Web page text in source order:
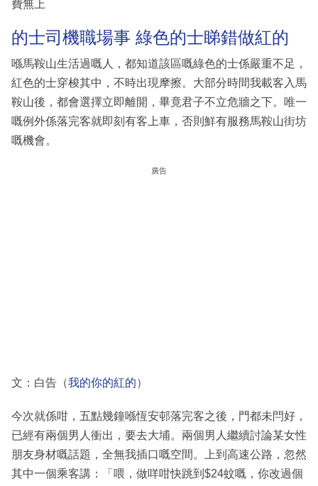
費無上
的士司機職場事 綠色的士睇錯做紅的
喺馬鞍山生活過嘅人，都知道該區嘅綠色的士係嚴重不足，
紅色的士穿梭其中，不時出現摩擦。大部分時間我載客入馬
鞍山後，都會選擇立即離開，畢竟君子不立危牆之下。唯一
嘅例外係落完客就即刻有客上車，否則鮮有服務馬鞍山街坊
嘅機會。
廣告
文：白告（我的你的紅的）
今次就係咁，五點幾鐘喺恆安邨落完客之後，門都未閂好，
已經有兩個男人衝出，要去大埔。兩個男人繼續討論某女性
朋友身材嘅話題，全無我插口嘅空間。上到高速公路，忽然
其中一個乘客講：「喂，做咩咁快跳到$24蚊嘅，你改過個